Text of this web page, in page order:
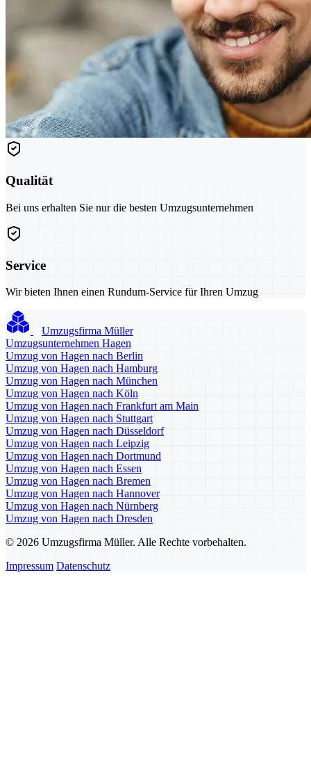
Qualität
Bei uns erhalten Sie nur die besten Umzugsunternehmen
Service
Wir bieten Ihnen einen Rundum-Service für Ihren Umzug
Umzugsfirma Müller
Umzugsunternehmen Hagen
Umzug von Hagen nach Berlin
Umzug von Hagen nach Hamburg
Umzug von Hagen nach München
Umzug von Hagen nach Köln
Umzug von Hagen nach Frankfurt am Main
Umzug von Hagen nach Stuttgart
Umzug von Hagen nach Düsseldorf
Umzug von Hagen nach Leipzig
Umzug von Hagen nach Dortmund
Umzug von Hagen nach Essen
Umzug von Hagen nach Bremen
Umzug von Hagen nach Hannover
Umzug von Hagen nach Nürnberg
Umzug von Hagen nach Dresden
© 2026 Umzugsfirma Müller. Alle Rechte vorbehalten.
Impressum Datenschutz